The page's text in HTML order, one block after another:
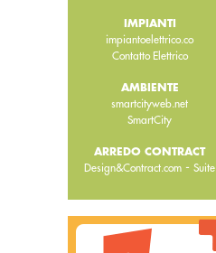
IMPIANTI
impiantoelettrico.co
Contatto Elettrico
AMBIENTE
smartcityweb.net
SmartCity
ARREDO CONTRACT
Design&Contract.com -Suite